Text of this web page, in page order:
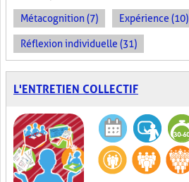
Métacognition (7) Expérience (10)
Réflexion individuelle (31)
L'ENTRETIEN COLLECTIF